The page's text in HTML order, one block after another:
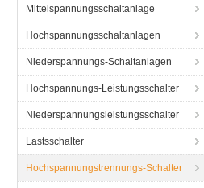
Mittelspannungsschaltanlage
Hochspannungsschaltanlagen
Niederspannungs-Schaltanlagen
Hochspannungs-Leistungsschalter
Niederspannungsleistungsschalter
Lastsschalter
Hochspannungstrennungs-Schalter